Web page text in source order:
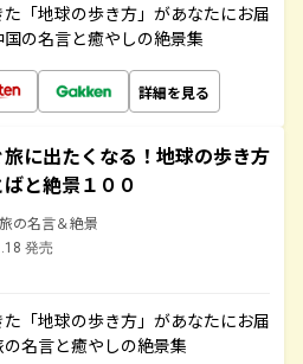
「地球の歩き方」があなたにお届
の名言と癒やしの絶景集
詳細を見る
に出たくなる！地球の歩き方
と絶景１００
の名言＆絶景
発売
「地球の歩き方」があなたにお届
名言と癒やしの絶景集